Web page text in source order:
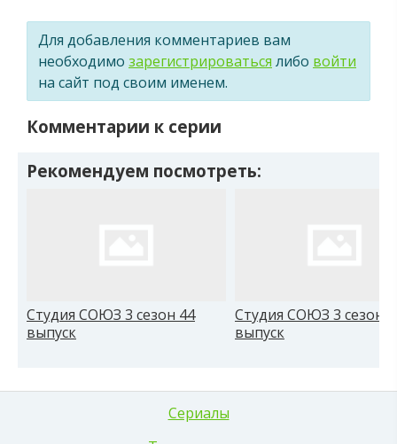
Для добавления комментариев вам
необходимо зарегистрироваться либо войти
на сайт под своим именем.
Комментарии к серии
Рекомендуем посмотреть:
Студия СОЮЗ 3 сезон 44
выпуск
Студия СОЮЗ 3 сезон
выпуск
Сериалы